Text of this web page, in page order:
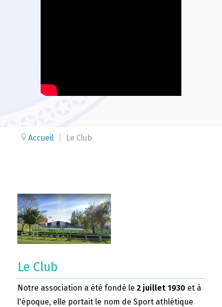
Accueil Le Club
Le Club
Notre association a été fondé le 2 juillet 1930 et à
l'époque, elle portait le nom de Sport athlétique